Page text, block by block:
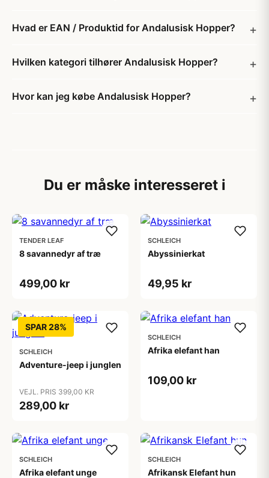
Hvad er EAN / Produktid for Andalusisk Hopper?
Hvilken kategori tilhører Andalusisk Hopper?
Hvor kan jeg købe Andalusisk Hopper?
Du er måske interesseret i
TENDER LEAF
8 savannedyr af træ
499,00 kr
SCHLEICH
Abyssinierkat
49,95 kr
SPAR 28%
SCHLEICH
Adventure-jeep i junglen
VEJL. PRIS 399,00 KR
289,00 kr
SCHLEICH
Afrika elefant han
109,00 kr
SCHLEICH
Afrika elefant unge
SCHLEICH
Afrikansk Elefant hun